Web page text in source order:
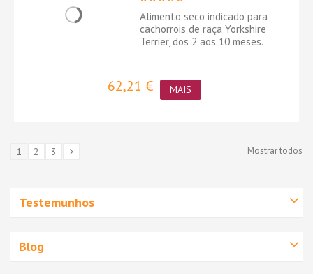
Alimento seco indicado para
cachorrois de raça Yorkshire
Terrier, dos 2 aos 10 meses.
62,21 € MAIS
Mostrar todos
1 2 3
Testemunhos
Blog